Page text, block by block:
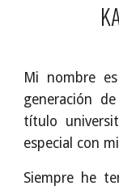
Mi nombre
generación
título
especial con
Siempre he